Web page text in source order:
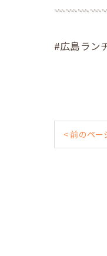
#広島ラン
< 前のペー